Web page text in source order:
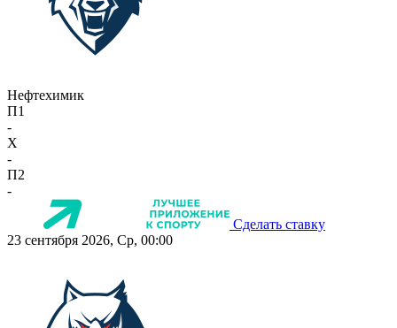
Нефтехимик
П1
-
X
-
П2
-
Сделать ставку
23 сентября 2026, Ср, 00:00